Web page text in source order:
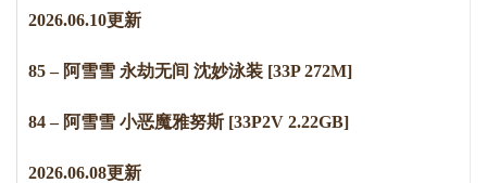
2026.06.10更新
85 – 阿雪雪 永劫无间 沈妙泳装 [33P 272M]
84 – 阿雪雪 小恶魔雅努斯 [33P2V 2.22GB]
2026.06.08更新